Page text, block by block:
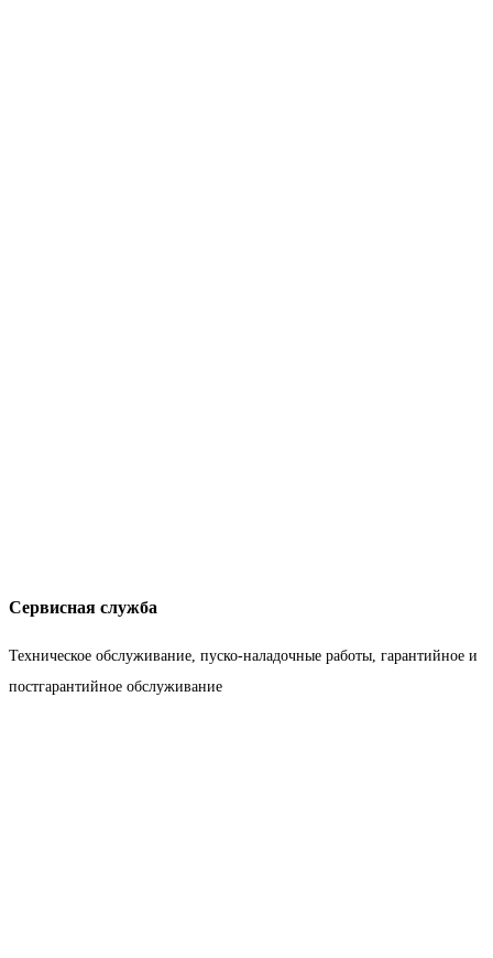
Сервисная служба
Техническое обслуживание, пуско-наладочные работы, гарантийное и
постгарантийное обслуживание